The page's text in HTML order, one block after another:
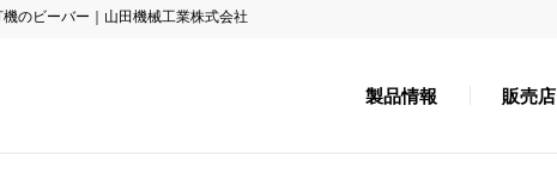
のビーバー｜山田機械工業株式会社
製品情報 販売店